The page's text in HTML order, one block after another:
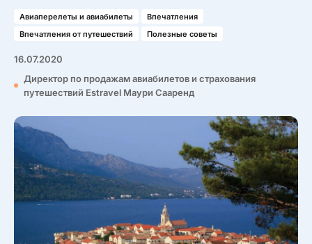
Авиаперелеты и авиабилеты
Впечатления
Впечатления от путешествий
Полезные советы
16.07.2020
Директор по продажам авиабилетов и страхования
путешествий Estravel Маури Сааренд